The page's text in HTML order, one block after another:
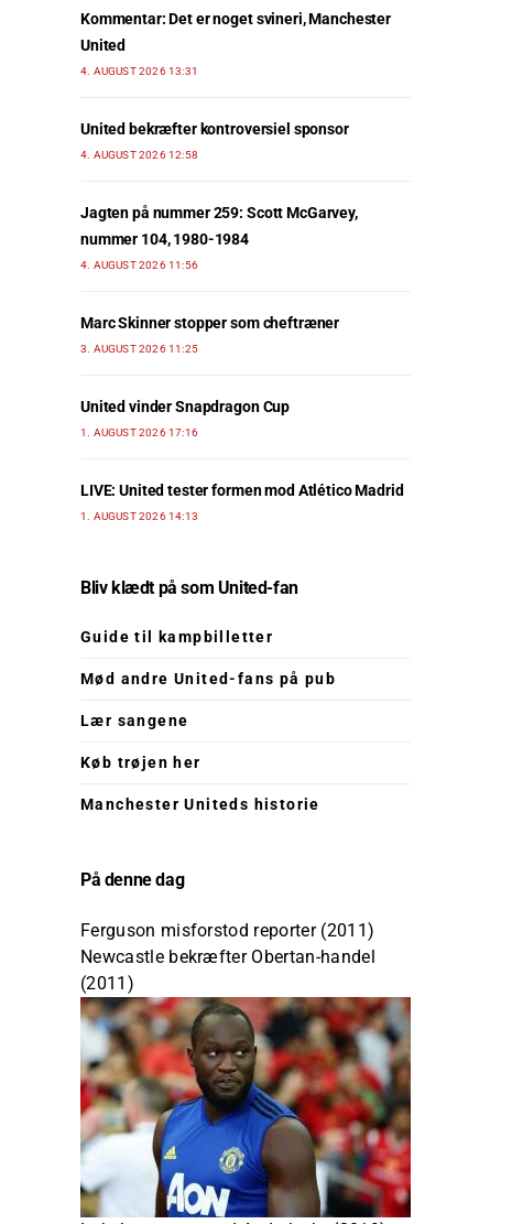
Kommentar: Det er noget svineri, Manchester
United
4. AUGUST 2026 13:31
United bekræfter kontroversiel sponsor
4. AUGUST 2026 12:58
Jagten på nummer 259: Scott McGarvey,
nummer 104, 1980-1984
4. AUGUST 2026 11:56
Marc Skinner stopper som cheftræner
3. AUGUST 2026 11:25
United vinder Snapdragon Cup
1. AUGUST 2026 17:16
LIVE: United tester formen mod Atlético Madrid
1. AUGUST 2026 14:13
Bliv klædt på som United-fan
Guide til kampbilletter
Mød andre United-fans på pub
Lær sangene
Køb trøjen her
Manchester Uniteds historie
På denne dag
Ferguson misforstod reporter (2011)
Newcastle bekræfter Obertan-handel
(2011)